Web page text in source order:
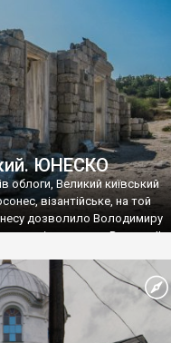
з фондів об’єкту
Таврійського».
Візантії», але експерти та
[…]
ЮНЕСКО
облоги, Великий київський
візантійське, на той
дозволило Володимиру
імператору Василю ІІ,
став Василем-
Русі. На честь
місто […]